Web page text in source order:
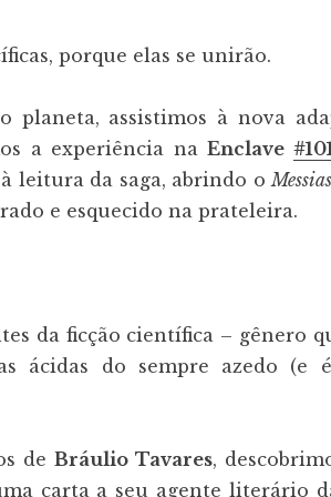
porque elas se unirão.
planeta, assistimos à nova
a experiência naEnclave #101
leitura da saga, abrindo o
e esquecido na prateleira.
da ficção científica – gênero
ácidas do sempre azedo (e
de Bráulio Tavares,
carta a seu agente literário